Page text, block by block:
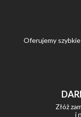
Oferujemy
Złóż
i